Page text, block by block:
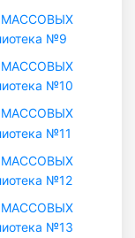
МАССОВЫХ
№9
МАССОВЫХ
№10
МАССОВЫХ
№11
МАССОВЫХ
№12
МАССОВЫХ
№13